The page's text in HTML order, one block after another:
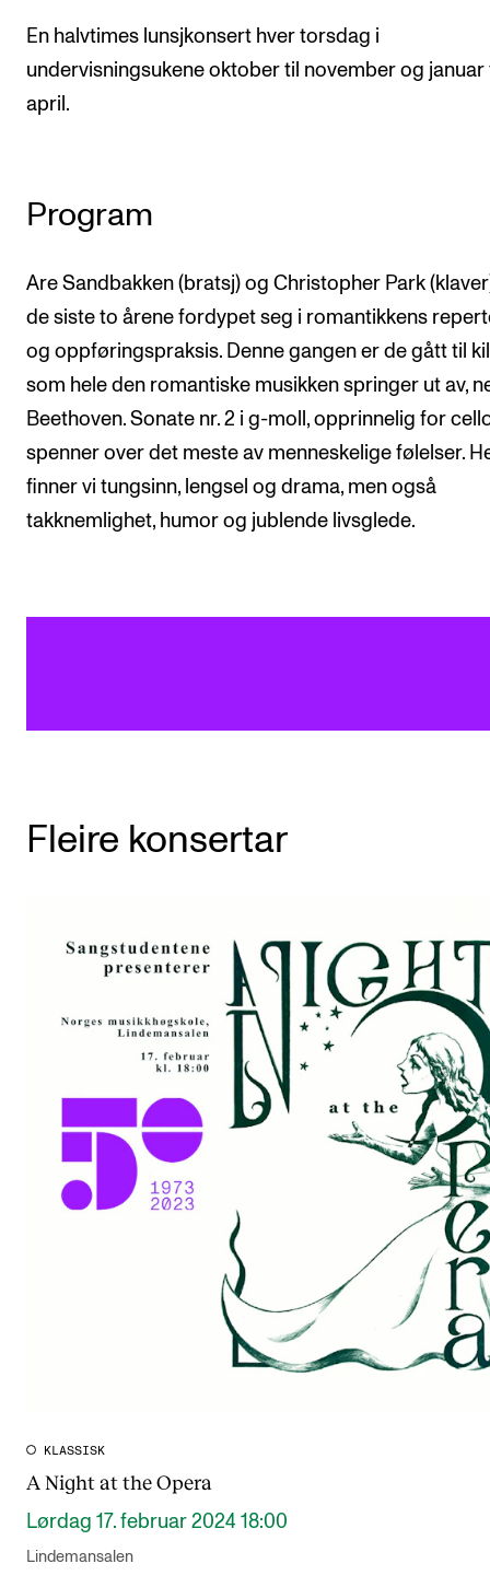
En halvtimes lunsjkonsert hver torsdag i
undervisningsukene oktober til november og januar
april.
Program
Are Sandbakken (bratsj) og Christopher Park
de siste to årene fordypet seg i romantikkens
og oppføringspraksis. Denne gangen er de gått til
som hele den romantiske musikken springer ut av,
Beethoven. Sonate nr. 2 i g-moll, opprinnelig for
spenner over det meste av menneskelige følelser.
finner vi tungsinn, lengsel og drama, men også
takknemlighet, humor og jublende livsglede.
Fleire konsertar
KLASSISK
A Night at the Opera
Lørdag 17. februar 2024 18:00
Lindemansalen